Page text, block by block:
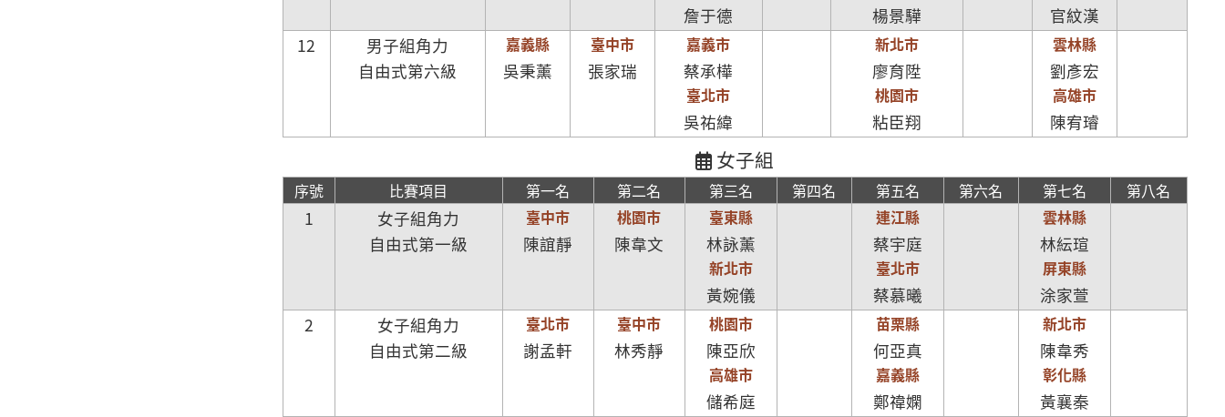
詹于德 楊景驊
官紋漢
12
男子組角力
自由式第六級
嘉義縣
吳秉薰
臺中市
張家瑞
嘉義市
蔡承樺
臺北市
吳祐緯
新北市
廖育陞
桃園市
粘臣翔
雲林縣
劉彥宏
高雄市
陳宥璿
女子組
序號 比賽項目 第一名 第二名 第三名 第四名 第五名 第六名 第七名 第八名
1
女子組角力
自由式第一級
臺中市
陳誼靜
桃園市
陳韋文
臺東縣
林詠薰
新北市
黃婉儀
連江縣
蔡宇庭
臺北市
蔡慕曦
雲林縣
林紜瑄
屏東縣
涂家萱
2
女子組角力
自由式第二級
臺北市
謝孟軒
臺中市
林秀靜
桃園市
陳亞欣
高雄市
儲希庭
苗栗縣
何亞真
嘉義縣
鄭禕嫻
新北市
陳韋秀
彰化縣
黃襄秦